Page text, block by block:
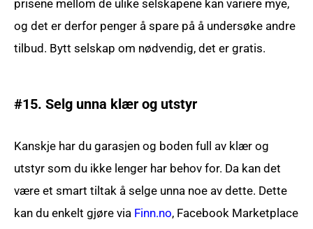
prisene mellom de ulike selskapene kan variere mye,
og det er derfor penger å spare på å undersøke andre
tilbud. Bytt selskap om nødvendig, det er gratis.
#15. Selg unna klær og utstyr
Kanskje har du garasjen og boden full av klær og
utstyr som du ikke lenger har behov for. Da kan det
være et smart tiltak å selge unna noe av dette. Dette
kan du enkelt gjøre via Finn.no, Facebook Marketplace